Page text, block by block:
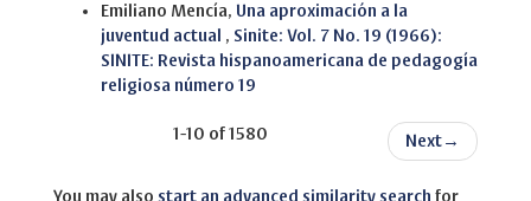
Emiliano Mencía, Una aproximación a la
juventud actual , Sinite: Vol. 7 No. 19 (1966):
SINITE: Revista hispanoamericana de pedagogía
religiosa número 19
1-10 of 1580 Next →
You may also start an advanced similarity search for